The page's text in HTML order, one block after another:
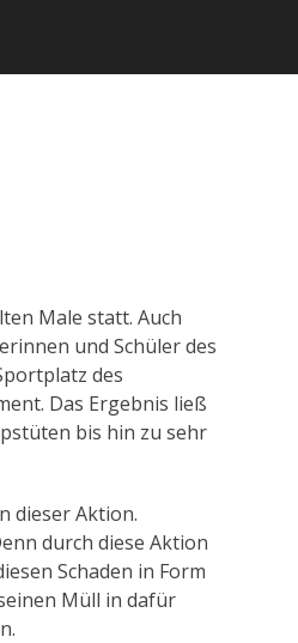
Male statt. Auch
und Schüler des
des
Das Ergebnis ließ
bis hin zu sehr
dieser Aktion.
durch diese Aktion
Schaden in Form
Müll in dafür